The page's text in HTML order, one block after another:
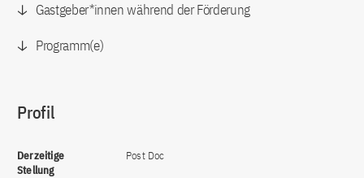
Gastgeber*innen während der Förderung
Programm(e)
Profil
Derzeitige
Stellung
Post Doc